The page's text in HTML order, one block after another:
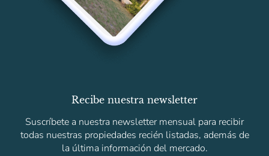
Recibe nuestra newsletter
Suscríbete a nuestra newsletter mensual para recibir
todas nuestras propiedades recién listadas, además de
la última información del mercado.